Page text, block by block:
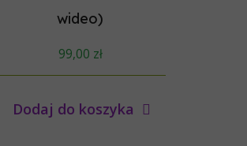
wideo)
99,00 zł
Dodaj do koszyka